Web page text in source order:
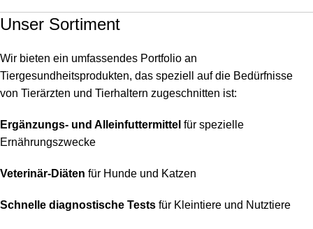
Unser Sortiment
Wir bieten ein umfassendes Portfolio an
Tiergesundheitsprodukten, das speziell auf die Bedürfnisse
von Tierärzten und Tierhaltern zugeschnitten ist:
Ergänzungs- und Alleinfuttermittel für spezielle
Ernährungszwecke
Veterinär-Diäten für Hunde und Katzen
Schnelle diagnostische Tests für Kleintiere und Nutztiere